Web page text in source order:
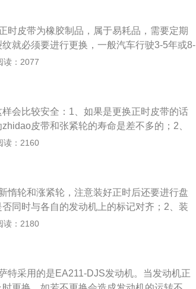
使用过程中逐渐硬化、失去弹性，容与皮带
换皮带。
时皮带为橡胶制品，属于易耗品，需要定期
就必须要进行更换，一般汽车行驶3-5年或8-
带；2、装配皮带时必须拉紧皮带不能松
正时皮带使用注意事项压紧工序决不能采用
位于均布圆周36齿结构中，其中有2齿采用平
的作用。
读：2077
会比较安全：1、如果是更换正时皮带的话
皮带和张紧轮的寿命是差不多的；2、
版需要检查一下张紧轮有没有异响和松旷的
发动机皮带，皮带轮正常一般不更换。
读：2160
惰轮和涨紧轮，注意装好正时后还要进行盘
同时与各自的发动机上的标记对齐；2、装
，最后启动汽车进行运转检查安装后的情
具体的更换周期还是以车辆的保养手册说明
读：2180
特采用的是EA211-DJS发动机。当发动机正